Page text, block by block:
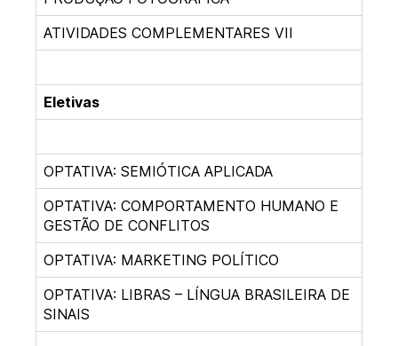
ATIVIDADES COMPLEMENTARES VII
Eletivas
OPTATIVA: SEMIÓTICA APLICADA
OPTATIVA: COMPORTAMENTO HUMANO E
GESTÃO DE CONFLITOS
OPTATIVA: MARKETING POLÍTICO
OPTATIVA: LIBRAS – LÍNGUA BRASILEIRA DE
SINAIS